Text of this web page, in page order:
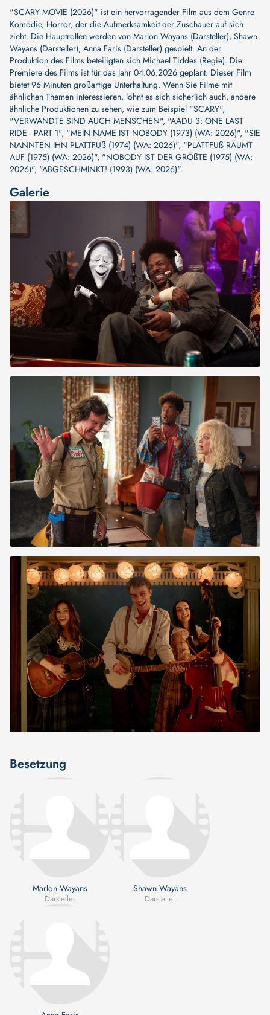
"SCARY MOVIE (2026)" ist ein hervorragender Film aus dem Genre
Komödie, Horror, der die Aufmerksamkeit der Zuschauer auf sich
zieht. Die Hauptrollen werden von Marlon Wayans (Darsteller), Shawn
Wayans (Darsteller), Anna Faris (Darsteller) gespielt. An der
Produktion des Films beteiligten sich Michael Tiddes (Regie). Die
Premiere des Films ist für das Jahr 04.06.2026 geplant. Dieser Film
bietet 96 Minuten großartige Unterhaltung. Wenn Sie Filme mit
ähnlichen Themen interessieren, lohnt es sich sicherlich auch, andere
ähnliche Produktionen zu sehen, wie zum Beispiel "SCARY",
"VERWANDTE SIND AUCH MENSCHEN", "AADU 3: ONE LAST
RIDE - PART 1", "MEIN NAME IST NOBODY (1973) (WA: 2026)", "SIE
NANNTEN IHN PLATTFUß (1974) (WA: 2026)", "PLATTFUß RÄUMT
AUF (1975) (WA: 2026)", "NOBODY IST DER GRÖßTE (1975) (WA:
2026)", "ABGESCHMINKT! (1993) (WA: 2026)".
Galerie
Besetzung
Marlon Wayans
Darsteller
Shawn Wayans
Darsteller